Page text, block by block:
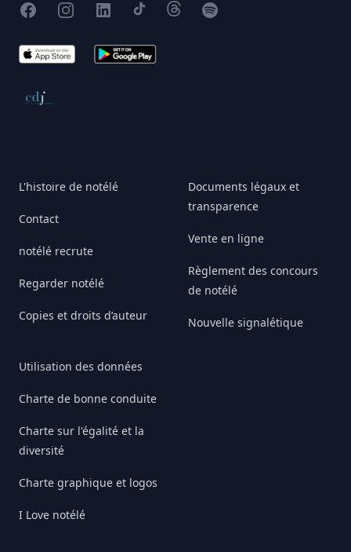
FacebookInstagram
X TikTokThreadsSpotify
App Store Google Play
Conseil de déontologie journalistique
L'histoire de notélé
Contact
notélé recrute
Regarder notélé
Copies et droits d’auteur
Utilisation des données
Charte de bonne conduite
Charte sur l'égalité et la
diversité
Charte graphique et logos
I Love notélé
Documents légaux et
transparence
Vente en ligne
Règlement des concours
de notélé
Nouvelle signalétique